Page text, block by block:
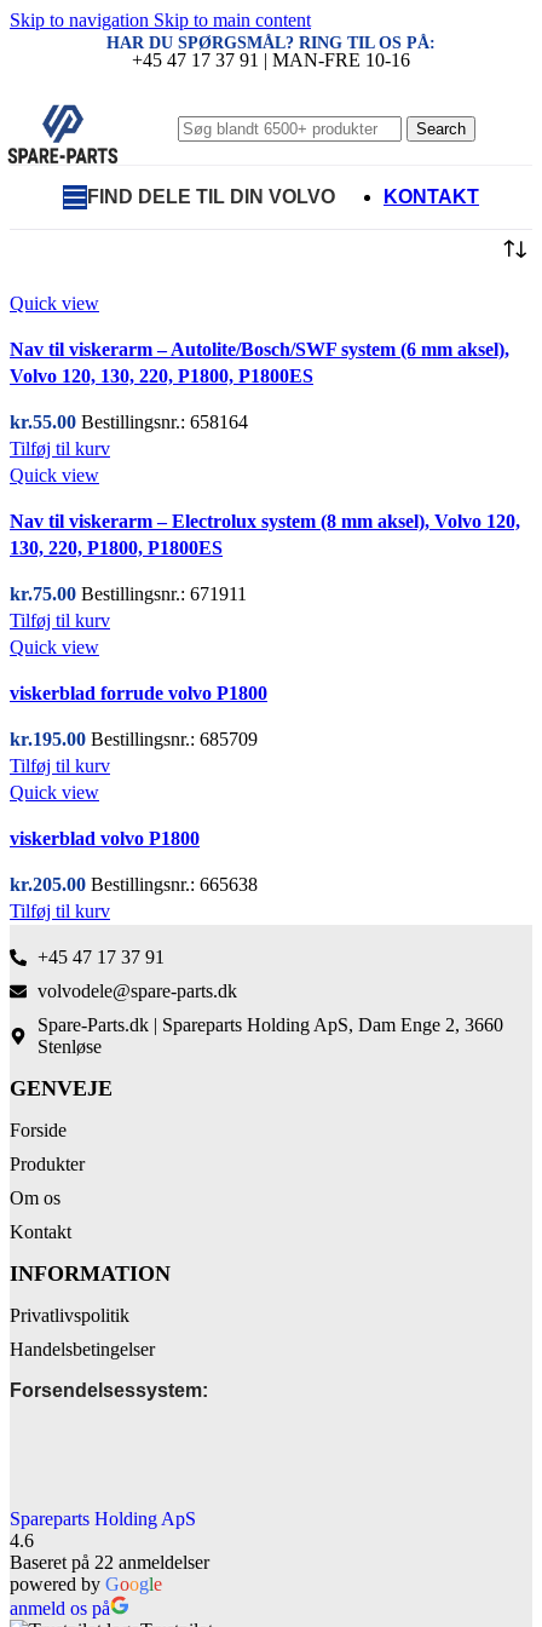
Skip to navigation Skip to main content
HAR DU SPØRGSMÅL? RING TIL OS PÅ:
+45 47 17 37 91 | MAN-FRE 10-16
Search
FIND DELE TIL DIN VOLVO KONTAKT
Quick view
Nav til viskerarm – Autolite/Bosch/SWF system (6 mm aksel),
Volvo 120, 130, 220, P1800, P1800ES
kr.55.00 Bestillingsnr.: 658164
Tilføj til kurv
Quick view
Nav til viskerarm – Electrolux system (8 mm aksel), Volvo 120,
130, 220, P1800, P1800ES
kr.75.00 Bestillingsnr.: 671911
Tilføj til kurv
Quick view
viskerblad forrude volvo P1800
kr.195.00 Bestillingsnr.: 685709
Tilføj til kurv
Quick view
viskerblad volvo P1800
kr.205.00 Bestillingsnr.: 665638
Tilføj til kurv
+45 47 17 37 91
volvodele@spare-parts.dk
Spare-Parts.dk | Spareparts Holding ApS, Dam Enge 2, 3660
Stenløse
GENVEJE
Forside
Produkter
Om os
Kontakt
INFORMATION
Privatlivspolitik
Handelsbetingelser
Forsendelsessystem:
Spareparts Holding ApS
4.6
Baseret på 22 anmeldelser
powered by Google
anmeld os på